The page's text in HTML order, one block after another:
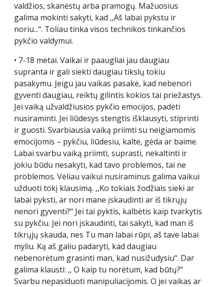
valdžios, skanėstų arba pramogų. Mažuosius
galima mokinti sakyti, kad ,,Aš labai pykstu ir
noriu...“. Toliau tinka visos technikos tinkančios
pykčio valdymui.
• 7-18 metai. Vaikai ir paaugliai jau daugiau
supranta ir gali siekti daugiau tikslų tokiu
pasakymu. Jeigu jau vaikas pasakė, kad nebenori
gyventi daugiau, reiktų gilintis kokios tai priežastys.
Jei vaiką užvaldžiusios pykčio emocijos, padėti
nusiraminti. Jei liūdesys stengtis išklausyti, stiprinti
ir guosti. Svarbiausia vaiką priimti su neigiamomis
emocijomis – pykčiu, liūdesiu, kalte, gėda ar baime.
Labai svarbu vaiką priimti, suprasti, nekaltinti ir
jokiu būdu nesakyti, kad tavo problemos, tai ne
problemos. Vėliau vaikui nusiraminus galima vaikui
užduoti tokį klausimą. ,,Ko tokiais žodžiais sieki ar
labai pyksti, ar nori mane įskaudinti ar iš tikrųjų
nenori gyventi?“ Jei tai pyktis, kalbėtis kaip tvarkytis
su pykčiu. Jei nori įskaudinti, tai sakyti, kad man iš
tikrųjų skauda, nes Tu man labai rūpi, aš tave labai
myliu. Ką aš galiu padaryti, kad daugiau
nebenorėtum grasinti man, kad nusižudysiu“. Dar
galima klausti: ,, O kaip tu norėtum, kad būtų?“
Svarbu nepasiduoti manipuliacijomis. O jei vaikas ar